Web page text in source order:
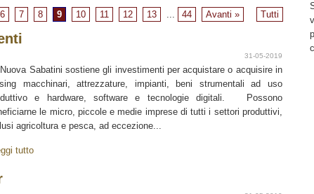
6 7 8 9 10 11 12 13 ... 44 Avanti » Tutti
31-05-2019
Sabatini sostiene gli investimenti per acquistare o acquisire in
macchinari, attrezzature, impianti, beni strumentali ad uso
e hardware, software e tecnologie digitali. Possono
le micro, piccole e medie imprese di tutti i settori produttivi,
agricoltura e pesca, ad eccezione...
tutto